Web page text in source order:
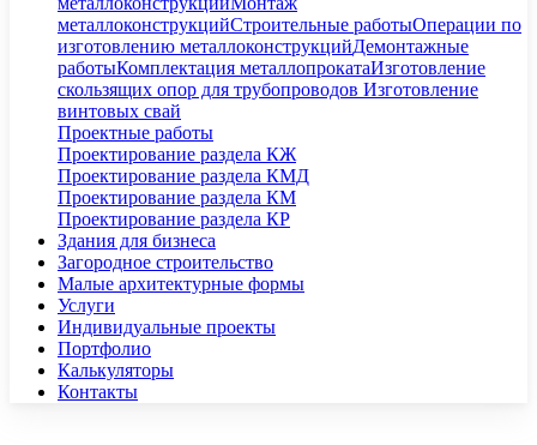
металлоконструкцийСтроительные работыОперации по
изготовлению металлоконструкцийДемонтажные
работыКомплектация металлопрокатаИзготовление
скользящих опор для трубопроводов Изготовление
винтовых свай
Проектные работы
Проектирование раздела КЖ
Проектирование раздела КМД
Проектирование раздела КМ
Проектирование раздела КР
Здания для бизнеса
Загородное строительство
Малые архитектурные формы
Услуги
Индивидуальные проекты
Портфолио
Калькуляторы
Контакты